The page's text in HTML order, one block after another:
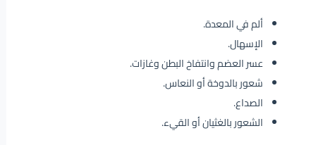
ألم في المعدة.
الإسهال.
عسر العضم وانتفاخ البطن وغازات.
شعور بالدوخة أو النعاس.
الصداع.
الشعور بالغثيان أو القيء.